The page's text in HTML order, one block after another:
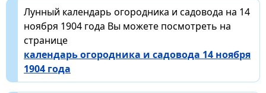
Лунный календарь огородника и садовода на 14
ноября 1904 года Вы можете посмотреть на
странице
календарь огородника и садовода 14 ноября
1904 года